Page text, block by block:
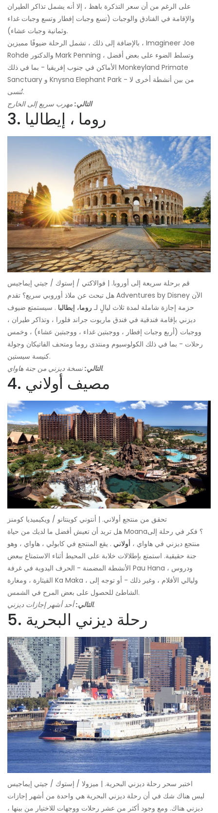
على الرغم من أن سعر التذكرة باهظ ، إلا أنه يشمل تذاكر الطيران
والإقامة في الفنادق والوجبات (تسع وجبات إفطار وتسع وجبات غداء
وثمانية وجبات عشاء).
بالإضافة إلى ذلك ، تشمل الرحلة ضيوفًا مميزين ، Imagineer Joe
Rohde والدكتور Mark Penning ، وتسلط الضوء على بعض أفضل
الأماكن في جنوب إفريقيا - بما في ذلك Monkeyland Primate
Sanctuary و Knysna Elephant Park - من بين أنشطة أخرى لا
تُنسى.
التالي: مهرب سريع إلى الخارج
3. روما ، إيطاليا
قم برحلة سريعة إلى أوروبا. | فوالاكتي / إستوك / جيتي إيماجيس
هل تبحث عن ملاذ أوروبي سريع؟ تقدم Adventures by Disney الآن
حزمة إجازة شاملة لمدة ثلاث ليالٍ لـ روما، إيطاليا . سيستمتع ضيوف
ديزني بإقامة فندقية في فندق ماريوت جراند فلورا ، وتذاكر طيران ،
ووجبات (أربع وجبات إفطار ، ووجبتين غداء ، ووجبتين عشاء) ، وخمس
رحلات - بما في ذلك الكولوسيوم ومنتدى روما ومتحف الفاتيكان وجولة
كنيسة سيستين.
التالي:نسخة ديزني من جنة هاواي.
4. مصيف أولاني
تحقق من منتجع أولاني. | أنتوني كوينتانو / ويكيميديا ​​كومنز
هل تريد أن تعيش أفضل ما لديك من حياة Moana؟ فكر في رحلة إلى
منتجع ديزني في هاواي ، أولاني . يقع المنتجع في كابولي ، هاواي ، وهو
جنة حقيقية. استمتع بإطلالات خلابة على المحيط أثناء الاستمتاع ببعض
الأنشطة المضمنة - الحرف اليدوية في غرفة Pau Hana ، ودروس
القيثارة ، ومغارة Ka Maka ، وليالي الأفلام ، وغير ذلك - أو توجه إلى
الشاطئ للحصول على بعض المرح في الشمس.
التالي:أحد أشهر إجازات ديزني.
5. رحلة ديزني البحرية
اختبر سحر رحلة ديزني البحرية. | ميزولا / إستوك / جيتي إيماجيس
ليس هناك شك في أن رحلة ديزني البحرية هي واحدة من أشهر إجازات
ديزني هناك. ومع وجود أكثر من عشر رحلات ووجهات للاختيار من بينها ،